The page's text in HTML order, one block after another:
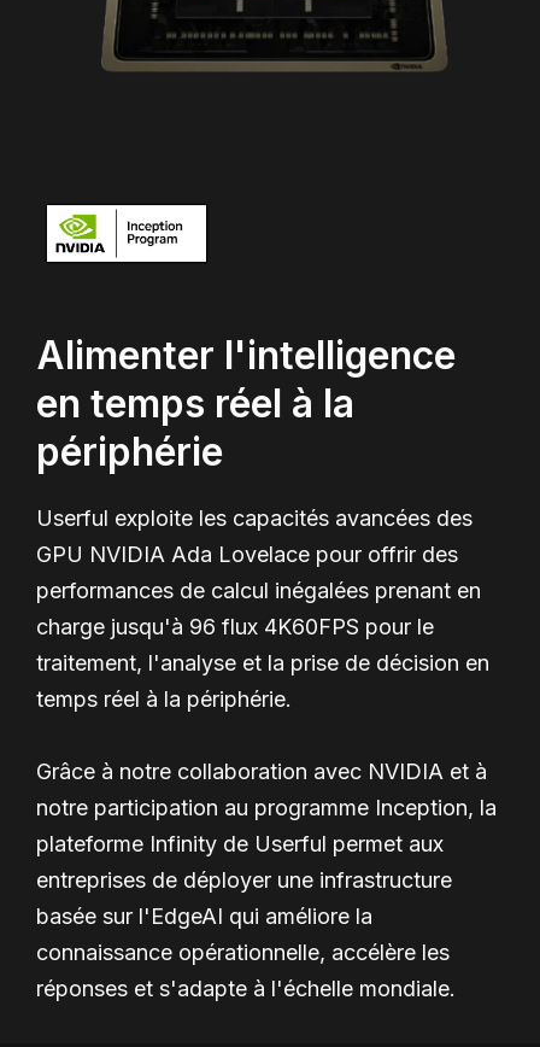
Alimenter l'intelligence
en temps réel à la
périphérie
Userful exploite les capacités avancées des
GPU NVIDIA Ada Lovelace pour offrir des
performances de calcul inégalées prenant en
charge jusqu'à 96 flux 4K60FPS pour le
traitement, l'analyse et la prise de décision en
temps réel à la périphérie.
Grâce à notre collaboration avec NVIDIA et à
notre participation au programme Inception, la
plateforme Infinity de Userful permet aux
entreprises de déployer une infrastructure
basée sur l'EdgeAI qui améliore la
connaissance opérationnelle, accélère les
réponses et s'adapte à l'échelle mondiale.